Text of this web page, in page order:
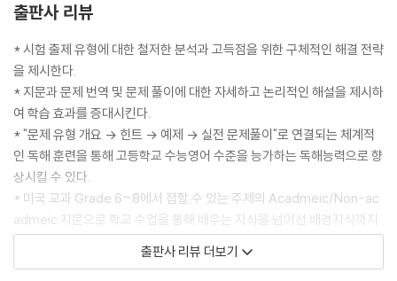
출판사 리뷰
* 시험 출제 유형에 대한 철저한 분석과 고득점을 위한 구체적인 해결 전략
을 제시한다.
* 지문과 문제 번역 및 문제 풀이에 대한 자세하고 논리적인 해설을 제시하
여 학습 효과를 증대시킨다.
* "문제 유형 개요 → 힌트 → 예제 → 실전 문제풀이"로 연결되는 체계적
인 독해 훈련을 통해 고등학교 수능영어 수준을 능가하는 독해능력으로 향
상시킬 수 있다.
* 미국 교과 Grade 6~8에서 접할 수 있는 주제의 Acadmeic/Non-ac
admeic 지문으로 학교 수업을 통해 배우는 지식을 넘어선 배경지식까지
쌓을 수 있도록 한다.
* 진단 테스트와 실전 테스트를 제공하여 자신의 실력 향상을 체크할 수 있
출판사 리뷰 더보기